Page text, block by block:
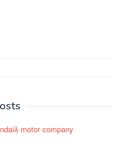
motor company